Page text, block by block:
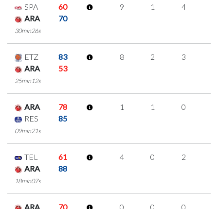
SPA
60
ARA
70
30min26s
9 1 4
ETZ
83
ARA
53
25min12s
8 2 3
ARA
78
RES
85
09min21s
1 1 0
TEL
61
ARA
88
18min07s
4 0 2
ARA 70 0 0 0